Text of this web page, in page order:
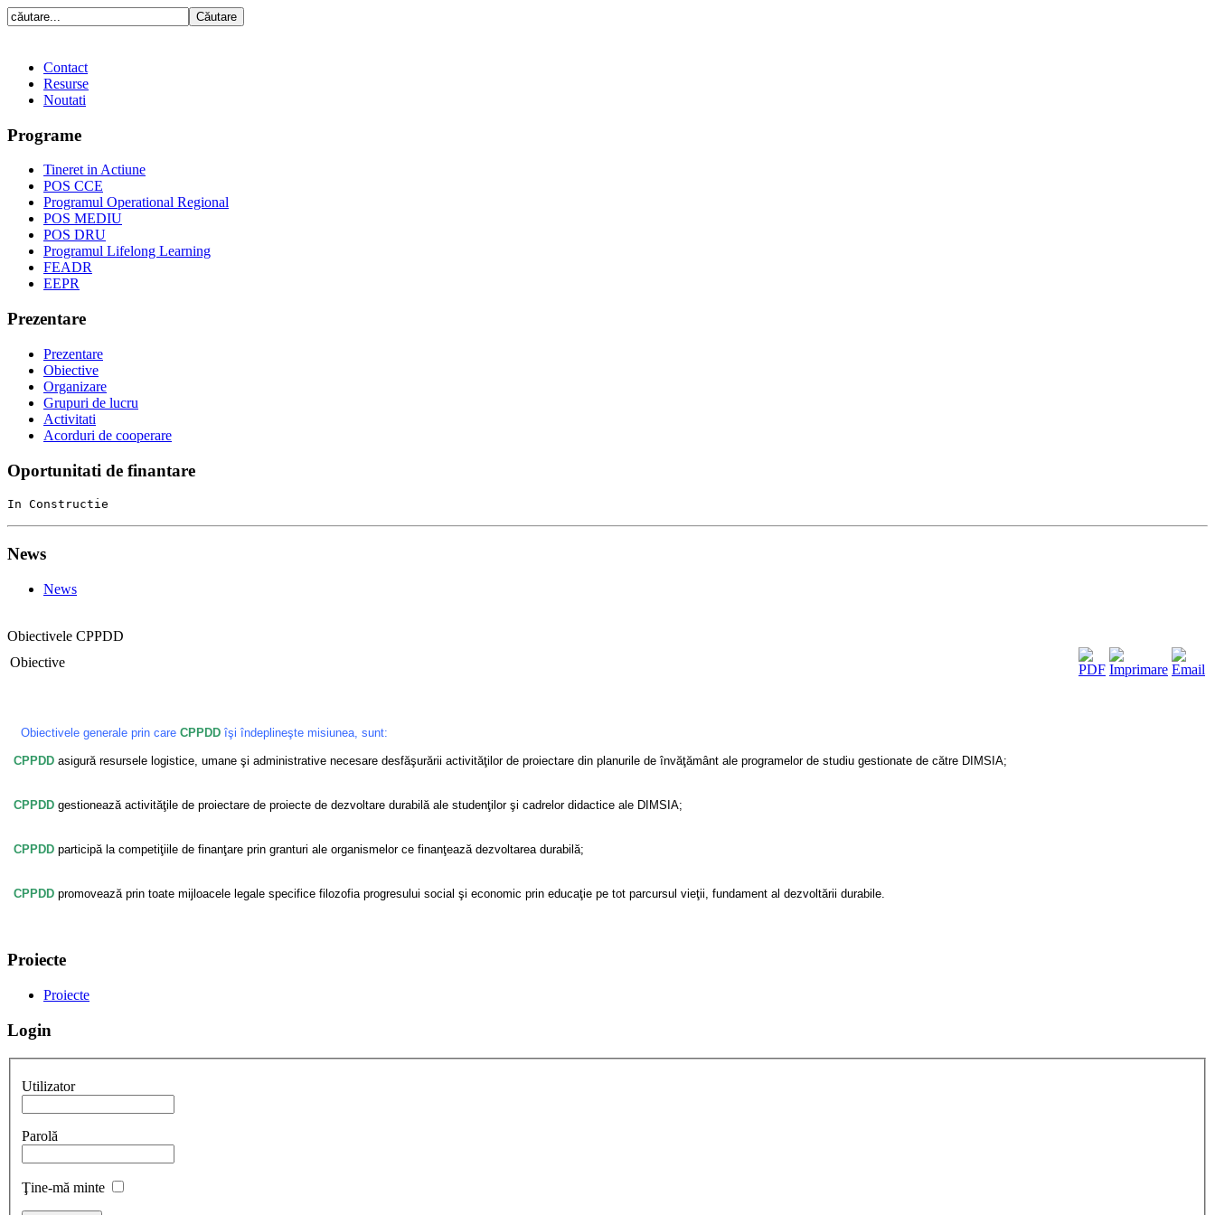
Contact
Resurse
Noutati
Programe
Tineret in Actiune
POS CCE
Programul Operational Regional
POS MEDIU
POS DRU
Programul Lifelong Learning
FEADR
EEPR
Prezentare
Prezentare
Obiective
Organizare
Grupuri de lucru
Activitati
Acorduri de cooperare
Oportunitati de finantare
In Constructie
News
News
Obiectivele CPPDD
Obiective
Obiectivele generale prin care CPPDD îşi îndeplineşte misiunea, sunt:
CPPDD asigură resursele logistice, umane şi administrative necesare desfăşurării activităţilor de proiectare din planurile de învăţământ ale programelor de studiu gestionate de către DIMSIA;
CPPDD gestionează activităţile de proiectare de proiecte de dezvoltare durabilă ale studenţilor şi cadrelor didactice ale DIMSIA;
CPPDD participă la competiţiile de finanţare prin granturi ale organismelor ce finanţează dezvoltarea durabilă;
CPPDD promovează prin toate mijloacele legale specifice filozofia progresului social şi economic prin educaţie pe tot parcursul vieţii, fundament al dezvoltării durabile.
Proiecte
Proiecte
Login
Utilizator
Parolă
Ţine-mă minte